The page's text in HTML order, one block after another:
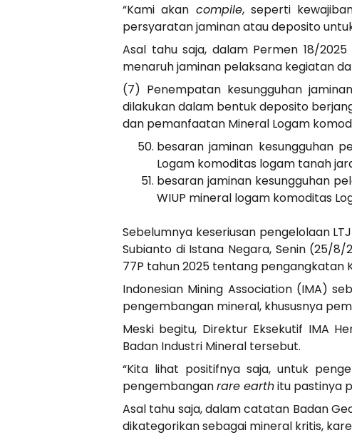
“Kami akan compile, seperti
persyaratan jaminan atau deposito
Asal tahu saja, dalam Permen 18/
menaruh jaminan pelaksana kegiatan
(7) Penempatan kesungguhan
dilakukan dalam bentuk deposito
dan pemanfaatan Mineral Logam
besaran jaminan kesungguhan
Logam komoditas logam tanah
besaran jaminan kesungguhan
WIUP mineral logam komoditas
Sebelumnya keseriusan pengelolaan
Subianto di Istana Negara, Senin (25/
77P tahun 2025 tentang pengangkatan
Indonesian Mining Association (IMA)
pengembangan mineral, khususnya
Meski begitu, Direktur Eksekutif IMA
Badan Industri Mineral tersebut.
“Kita lihat positifnya saja, untuk
pengembanganrare earthitu pastinya
Asal tahu saja, dalam catatan Badan
dikategorikan sebagai mineral kritis,